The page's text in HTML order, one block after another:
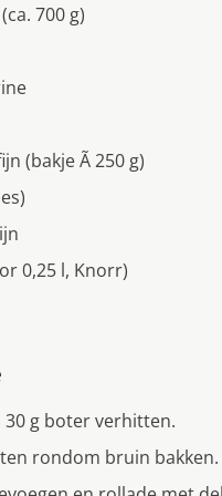
700 g)
(bakje Ã 250 g)
0,25 l, Knorr)
30 g boter verhitten.
rondom bruin bakken.